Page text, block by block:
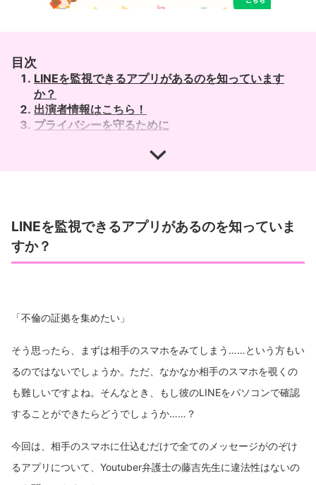
目次
LINEを監視できるアプリがあるのを知っています
か？
出演者情報はこちら！
プライバシーを守るために
LINEを監視できるアプリがあるのを知っていま
すか？
「不倫の証拠を集めたい」
そう思ったら、まずは相手のスマホをみてしまう……という方もい
るのではないでしょうか。ただ、なかなか相手のスマホを覗くの
も難しいですよね。そんなとき、もし彼のLINEをパソコンで確認
することができたらどうでしょうか……？
今回は、相手のスマホに仕込むだけで全てのメッセージがのぞけ
るアプリについて、Youtuber弁護士の藤吉先生に違法性はないの